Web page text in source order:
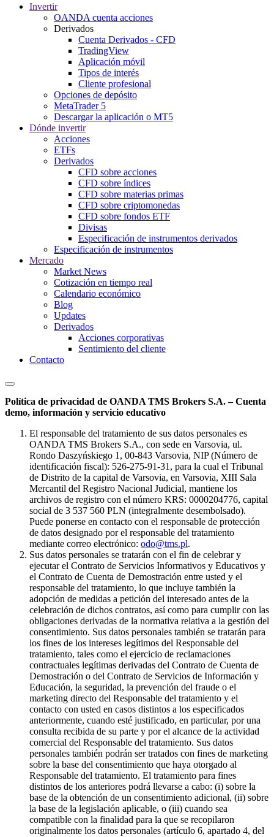
Invertir
OANDA cuenta acciones
Derivados
Cuenta Derivados - CFD
TradingView
Aplicación móvil
Tipos de interés
Cliente profesional
Opciones de depósito
MetaTrader 5
Descargar la aplicación o MT5
Dónde invertir
Acciones
ETFs
Derivados
CFD sobre acciones
CFD sobre índices
CFD sobre materias primas
CFD sobre criptomonedas
CFD sobre fondos ETF
Divisas
Especificación de instrumentos derivados
Especificación de instrumentos
Mercado
Market News
Cotización en tiempo real
Calendario económico
Blog
Updates
Derivados
Acciones corporativas
Sentimiento del cliente
Contacto
Política de privacidad de OANDA TMS Brokers S.A. – Cuenta
demo, información y servicio educativo
El responsable del tratamiento de sus datos personales es
OANDA TMS Brokers S.A., con sede en Varsovia, ul.
Rondo Daszyńskiego 1, 00-843 Varsovia, NIP (Número de
identificación fiscal): 526-275-91-31, para la cual el Tribunal
de Distrito de la capital de Varsovia, en Varsovia, XIII Sala
Mercantil del Registro Nacional Judicial, mantiene los
archivos de registro con el número KRS: 0000204776, capital
social de 3 537 560 PLN (integralmente desembolsado).
Puede ponerse en contacto con el responsable de protección
de datos designado por el responsable del tratamiento
mediante correo electrónico: odo@tms.pl.
Sus datos personales se tratarán con el fin de celebrar y
ejecutar el Contrato de Servicios Informativos y Educativos y
el Contrato de Cuenta de Demostración entre usted y el
responsable del tratamiento, lo que incluye también la
adopción de medidas a petición del interesado antes de la
celebración de dichos contratos, así como para cumplir con las
obligaciones derivadas de la normativa relativa a la gestión del
consentimiento. Sus datos personales también se tratarán para
los fines de los intereses legítimos del Responsable del
tratamiento, tales como el ejercicio de reclamaciones
contractuales legítimas derivadas del Contrato de Cuenta de
Demostración o del Contrato de Servicios de Información y
Educación, la seguridad, la prevención del fraude o el
marketing directo del Responsable del tratamiento y el
contacto con usted en casos distintos a los especificados
anteriormente, cuando esté justificado, en particular, por una
consulta recibida de su parte y por el alcance de la actividad
comercial del Responsable del tratamiento. Sus datos
personales también podrán ser tratados con fines de marketing
sobre la base del consentimiento que haya otorgado al
Responsable del tratamiento. El tratamiento para fines
distintos de los anteriores podrá llevarse a cabo: (i) sobre la
base de la obtención de un consentimiento adicional, (ii) sobre
la base de la legislación aplicable, o (iii) cuando sea
compatible con la finalidad para la que se recopilaron
originalmente los datos personales (artículo 6, apartado 4, del